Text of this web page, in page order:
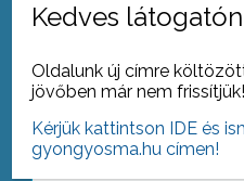
Összehangolt
infrasturktúra-
tartó tanulás
Kedves
Oldalunk új címre
jövőben már nem frissítjük!
Kérjük kattintson IDE és
gyongyosma.hu címen!